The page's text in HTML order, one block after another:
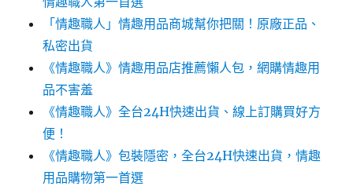
「情趣職人」情趣用品商城幫你把關！原廠正品、
私密出貨
《情趣職人》情趣用品店推薦懶人包，網購情趣用
品不害羞
《情趣職人》全台24H快速出貨、線上訂購買好方
便！
《情趣職人》包裝隱密，全台24H快速出貨，情趣
用品購物第一首選